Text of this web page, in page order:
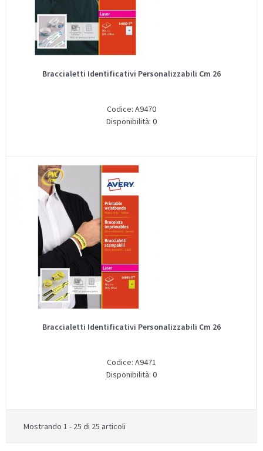
Braccialetti Identificativi Personalizzabili Cm 26
Codice: A9470
Disponibilità: 0
Braccialetti Identificativi Personalizzabili Cm 26
Codice: A9471
Disponibilità: 0
Mostrando 1 - 25 di 25 articoli